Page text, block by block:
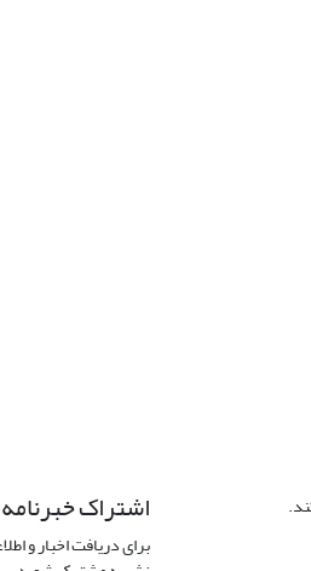
اشتراک خبرنامه
برای دریافت اخبار و